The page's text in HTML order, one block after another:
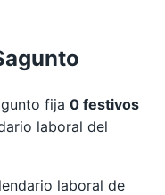
fija 0 festivos
laboral del
laboral de